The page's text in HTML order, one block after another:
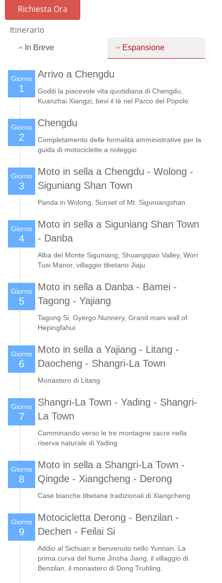
Richiesta Ora
Itinerario
In Breve Espansione
Giorno
1
Arrivo a Chengdu
Goditi la piacevole vita quotidiana di Chengdu,
Kuanzhai Xiangzi, bevi il tè nel Parco del Popolo
Giorno
2
Chengdu
Completamento delle formalità amministrative per la
guida di motociclette a noleggio
Giorno
3
Moto in sella a Chengdu - Wolong -
Siguniang Shan Town
Panda in Wolong, Sunset of Mt. Siguniangshan
Giorno
4
Moto in sella a Siguniang Shan Town
- Danba
Alba del Monte Siguniang, Shuangqiao Valley, Wori
Tusi Manor, villaggio tibetano Jiaju
Giorno
5
Moto in sella a Danba - Bamei -
Tagong - Yajiang
Tagong Si, Gyergo Nunnery, Grand mani wall of
Hepingfahui
Giorno
6
Moto in sella a Yajiang - Litang -
Daocheng - Shangri-La Town
Monastero di Litang
Giorno
7
Shangri-La Town - Yading - Shangri-
La Town
Camminando verso le tre montagne sacre nella
riserva naturale di Yading
Giorno
8
Moto in sella a Shangri-La Town -
Qingde - Xiangcheng - Derong
Case bianche tibetane tradizionali di Xiangcheng
Giorno
9
Motocicletta Derong - Benzilan -
Dechen - Feilai Si
Addio al Sichuan e benvenuto nello Yunnan. La
prima curva del fiume Jinsha Jiang, il villaggio di
Benzilan, il monastero di Dong Trubling.